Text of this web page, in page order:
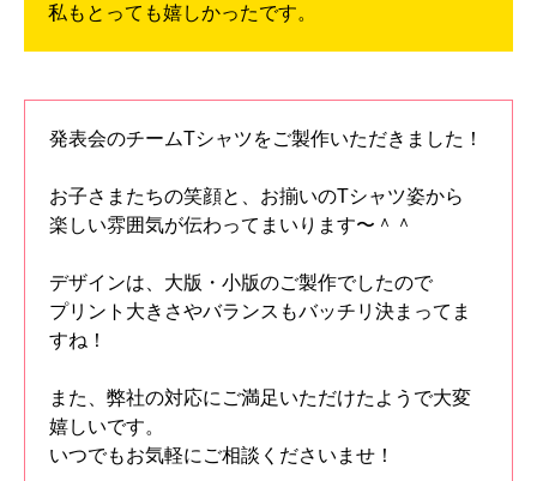
私もとっても嬉しかったです。
発表会のチームTシャツをご製作いただきました！
お子さまたちの笑顔と、お揃いのTシャツ姿から
楽しい雰囲気が伝わってまいります〜＾＾
デザインは、大版・小版のご製作でしたので
プリント大きさやバランスもバッチリ決まってま
すね！
また、弊社の対応にご満足いただけたようで大変
嬉しいです。
いつでもお気軽にご相談くださいませ！